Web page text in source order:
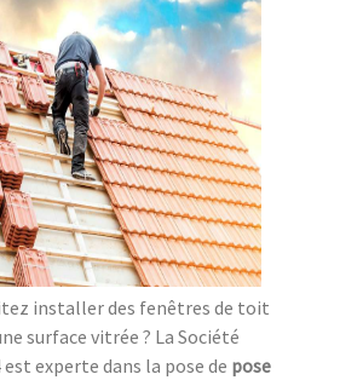
installer des fenêtres de toit
surface vitrée ? La Société
est experte dans la pose de pose